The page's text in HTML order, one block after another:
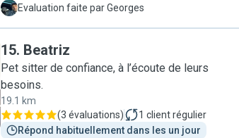
et encore une fois ce fut parfait. Ils ont étés aux petits
caractère timide notre chien est très à l’aise chez eux
car ils ont vraiment la fibre avec les compagnons à
poils. Nous referons appel à eux sans hésiter . Merci
encore !"
G Evaluation faite par Georges
15. Beatriz
Pet sitter de confiance, à l’écoute de leurs
besoins.
19.1 km
(3 évaluations) 1 client régulier
Répond habituellement dans les un jour